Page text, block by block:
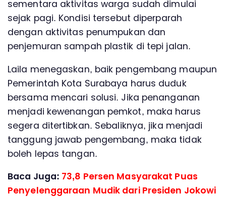
sementara aktivitas warga sudah dimulai
sejak pagi. Kondisi tersebut diperparah
dengan aktivitas penumpukan dan
penjemuran sampah plastik di tepi jalan.
Laila menegaskan, baik pengembang maupun
Pemerintah Kota Surabaya harus duduk
bersama mencari solusi. Jika penanganan
menjadi kewenangan pemkot, maka harus
segera ditertibkan. Sebaliknya, jika menjadi
tanggung jawab pengembang, maka tidak
boleh lepas tangan.
Baca Juga: 73,8 Persen Masyarakat Puas
Penyelenggaraan Mudik dari Presiden Jokowi